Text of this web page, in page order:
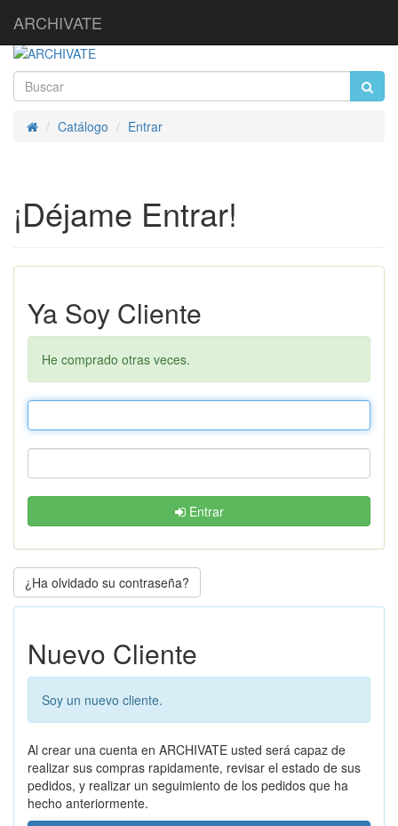
ARCHIVATE
InicioCatálogo Entrar
¡Déjame Entrar!
Ya Soy Cliente
He comprado otras veces.
Entrar
¿Ha olvidado su contraseña?
Nuevo Cliente
Soy un nuevo cliente.
Al crear una cuenta en ARCHIVATE usted será capaz de
realizar sus compras rapidamente, revisar el estado de sus
pedidos, y realizar un seguimiento de los pedidos que ha
hecho anteriormente.